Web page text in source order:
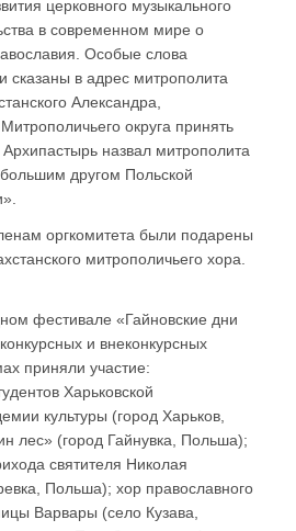
церковного музыкального
в современном мире о
Особые слова
сказаны в адрес митрополита
Александра,
округа принять
назвал митрополита
другом Польской
оргкомитета были подарены
митрополичьего хора.
фестивале «Гайновские дни
и внеконкурсных
приняли участие:
Харьковской
культуры (город Харьков,
лес» (город Гайнувка, Польша);
святителя Николая
Польша); хор православного
Варвары (село Кузава,